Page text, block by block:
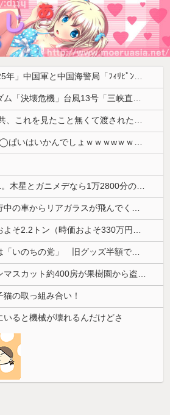
中国「衝突事故！（2025年」中国軍と中国海警局「ﾌｨﾘﾋﾟﾝ船の追跡中に衝突！（8/11」中国「2人死亡」中国政府「1年間隠蔽」日本「隠蔽された事実報道！（2026年」→
中国「大洪水！」三峡ダム「決壊危機」台風13号「三峡直撃確定」日本「最も強い勢力で接近！（伊勢湾台風級」台風13号と15号「中国本土でぶつかり合う（前代未聞」→
【画像】 今のクソガキ共、これを見たこと無くて渡されたらパニクるらしいｗｗｗｗｗｗｗｗｗｗｗｗｗ
【画像】 16歳でこのお◯ぱいはいかんでしょｗｗｗwｗｗｗｗｗｗｗｗ❤
「質量は地球の81分の1。木星とガニメデなら1万2800分の1」月がどれだけ規格外なのか、数字で並べてみると…
【動画】高速道路を走行中の車からリアガラスが飛んでくる事故(ﾟoﾟ)
太陽光発電所で、銅線およそ2.2トン（時価およそ330万円相当）盗んだなど、ベトナム国籍（無職）２人逮捕、盗まれた銅線の半分はすでに売却 富山で...
れいわ新選組の新党名は「いのちの党」 旧グッズ半額で販売 どうなる秘書給与疑惑
【悲報】今度はシャインマスカット約400房が果樹園から盗まれる 参議院議員「日本人ではないと思う」
猫の取っ組み合い！
いると機械が壊れるんだけどさ